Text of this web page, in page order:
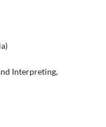
Interpreting,